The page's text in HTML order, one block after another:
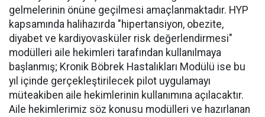
gelmelerinin önüne geçilmesi amaçlanmaktadır. HYP
kapsamında halihazırda "hipertansiyon, obezite,
diyabet ve kardiyovasküler risk değerlendirmesi"
modülleri aile hekimleri tarafından kullanılmaya
başlanmış; Kronik Böbrek Hastalıkları Modülü ise bu
yıl içinde gerçekleştirilecek pilot uygulamayı
müteakiben aile hekimlerinin kullanımına açılacaktır.
Aile hekimlerimiz söz konusu modülleri ve hazırlanan